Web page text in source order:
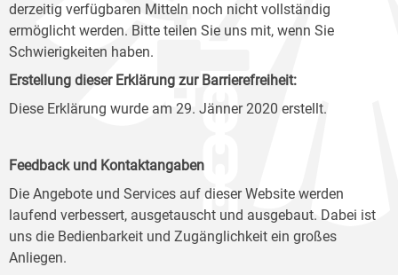
derzeitig verfügbaren Mitteln noch nicht vollständig
ermöglicht werden. Bitte teilen Sie uns mit, wenn Sie
Schwierigkeiten haben.
Erstellung dieser Erklärung zur Barrierefreiheit:
Diese Erklärung wurde am 29. Jänner 2020 erstellt.
Feedback und Kontaktangaben
Die Angebote und Services auf dieser Website werden
laufend verbessert, ausgetauscht und ausgebaut. Dabei ist
uns die Bedienbarkeit und Zugänglichkeit ein großes
Anliegen.